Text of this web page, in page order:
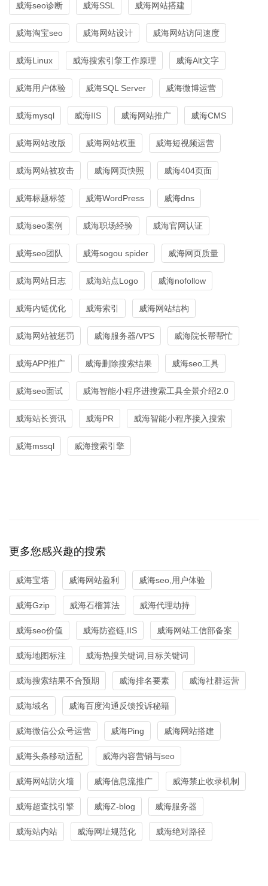
威海seo诊断 威海SSL 威海网站搭建
威海淘宝seo 威海网站设计 威海网站访问速度
威海Linux 威海搜索引擎工作原理 威海Alt文字
威海用户体验 威海SQL Server 威海微博运营
威海mysql 威海IIS 威海网站推广 威海CMS
威海网站改版 威海网站权重 威海短视频运营
威海网站被攻击 威海网页快照 威海404页面
威海标题标签 威海WordPress 威海dns
威海seo案例 威海职场经验 威海官网认证
威海seo团队 威海sogou spider 威海网页质量
威海网站日志 威海站点Logo 威海nofollow
威海内链优化 威海索引 威海网站结构
威海网站被惩罚 威海服务器/VPS 威海院长帮帮忙
威海APP推广 威海删除搜索结果 威海seo工具
威海seo面试 威海智能小程序进搜索工具全景介绍2.0
威海站长资讯 威海PR 威海智能小程序接入搜索
威海mssql 威海搜索引擎
更多您感兴趣的搜索
威海宝塔 威海网站盈利 威海seo,用户体验
威海Gzip 威海石榴算法 威海代理劫持
威海seo价值 威海防盗链,IIS 威海网站工信部备案
威海地图标注 威海热搜关键词,目标关键词
威海搜索结果不合预期 威海排名要素 威海社群运营
威海域名 威海百度沟通反馈投诉秘籍
威海微信公众号运营 威海Ping 威海网站搭建
威海头条移动适配 威海内容营销与seo
威海网站防火墙 威海信息流推广 威海禁止收录机制
威海超查找引擎 威海Z-blog 威海服务器
威海站内站 威海网址规范化 威海绝对路径